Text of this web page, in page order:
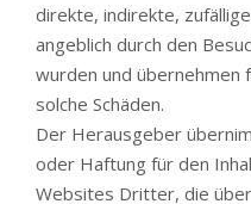
direkte, indirekte,
angeblich durch den
wurden und übernehmen
solche Schäden.
Der Herausgeber
oder Haftung für den
Websites Dritter, die